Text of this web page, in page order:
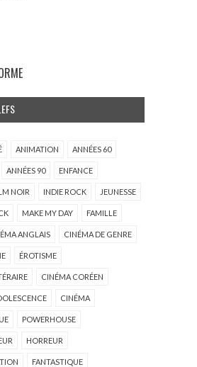
ANIMATION ANNÉES 60
ANNÉES 90 ENFANCE
NOIR INDIE ROCK JEUNESSE
MAKE MY DAY FAMILLE
ANGLAIS CINÉMA DE GENRE
ÉROTISME
CINÉMA CORÉEN
CINÉMA
POWERHOUSE
HORREUR
FANTASTIQUE